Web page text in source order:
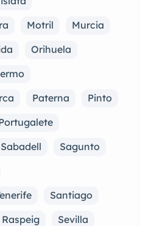
Motril
Murcia
Orihuela
Paterna
Pinto
Sabadell
Sagunto
Santiago
Sevilla